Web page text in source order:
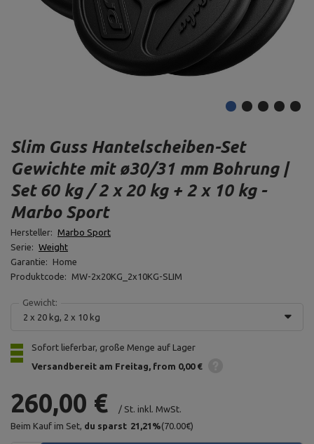
Slim Guss Hantelscheiben-Set
Gewichte mit ø30/31 mm Bohrung |
Set 60 kg / 2 x 20 kg + 2 x 10 kg -
Marbo Sport
Hersteller: Marbo Sport
Serie: Weight
Garantie:
Home
Produktcode:
MW-2x20KG_2x10KG-SLIM
Gewicht:
2 x 20 kg, 2 x 10 kg
Sofort lieferbar, große Menge auf Lager
Versandbereit am Freitag from 0,00 €
260,00 € / St. inkl. MwSt.
Beim Kauf im Set, du sparst 21,21 %(70.00€)